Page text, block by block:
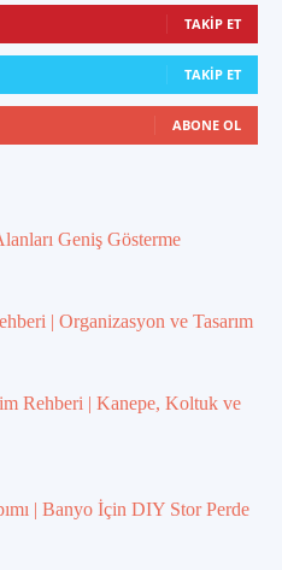
TAKIP ET
TAKIP ET
ABONE OL
Geniş Gösterme
| Organizasyon ve Tasarım
Rehberi | Kanepe, Koltuk ve
| Banyo İçin DIY Stor Perde